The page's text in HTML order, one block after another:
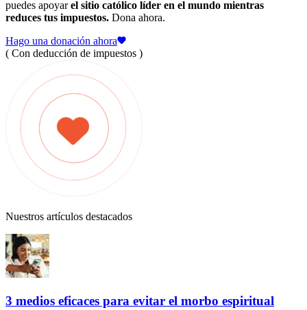
puedes apoyarel sitio católico líder en el mundo mientras
reduces tus impuestos. Dona ahora.
Hago una donación ahora
( Con deducción de impuestos )
Nuestros artículos destacados
3 medios eficaces para evitar el morbo espiritual